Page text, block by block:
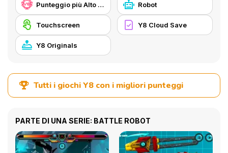
Punteggio più Alto di Y8 Robot
Touchscreen Y8 Cloud Save
Y8 Originals
Tutti i giochi Y8 con i migliori punteggi
PARTE DI UNA SERIE: BATTLE ROBOT